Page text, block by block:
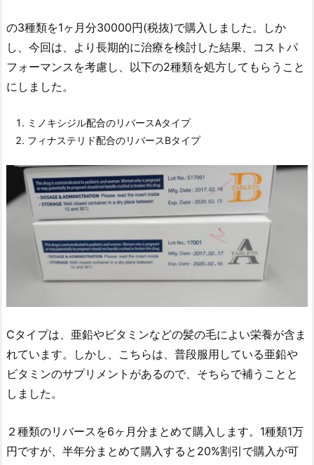
の3種類を1ヶ月分30000円(税抜)で購入しました。しか
し、今回は、より長期的に治療を検討した結果、コストパ
フォーマンスを考慮し、以下の2種類を処方してもらうこと
にしました。
ミノキシジル配合のリバースAタイプ
フィナステリド配合のリバースBタイプ
Cタイプは、亜鉛やビタミンなどの髪の毛によい栄養が含ま
れています。しかし、こちらは、普段服用している亜鉛や
ビタミンのサプリメントがあるので、そちらで補うことと
しました。
２種類のリバースを6ヶ月分まとめて購入します。1種類1万
円ですが、半年分まとめて購入すると20%割引で購入が可